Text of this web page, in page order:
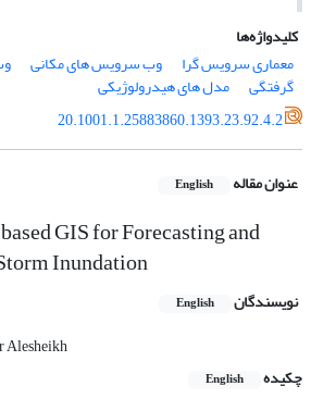
کلیدواژه‌ها
معماری سرویس گرا
وب سرویس های مکانی
گرفتگی
مدل های هیدرولوژیکی
20.1001.1.25883860.1393.23.92.4.2
عنوان مقاله English
GIS for Forecasting and
Inundation
نویسندگان English
Alesheikh
چکیده
English